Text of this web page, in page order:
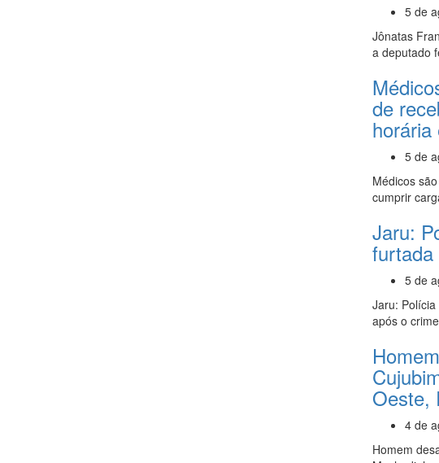
5 de
Jônatas
a deputado
de
horária
5 de
Médicos
cumprir
Jaru:
5 de
Jaru:
após o crime
Oeste,
4 de
Homem